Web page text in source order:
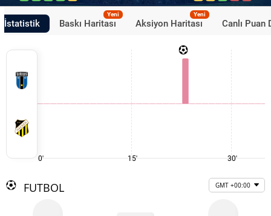
İstatistik Baskı Haritası
Yeni
Aksiyon Haritası
Yeni
Canlı Puan
0' 15' 30'
FUTBOL GMT +00:00